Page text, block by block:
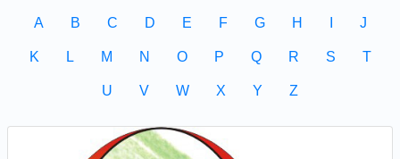
A B C D E F G H J
K L M N O P Q R S T
U V W X Y Z